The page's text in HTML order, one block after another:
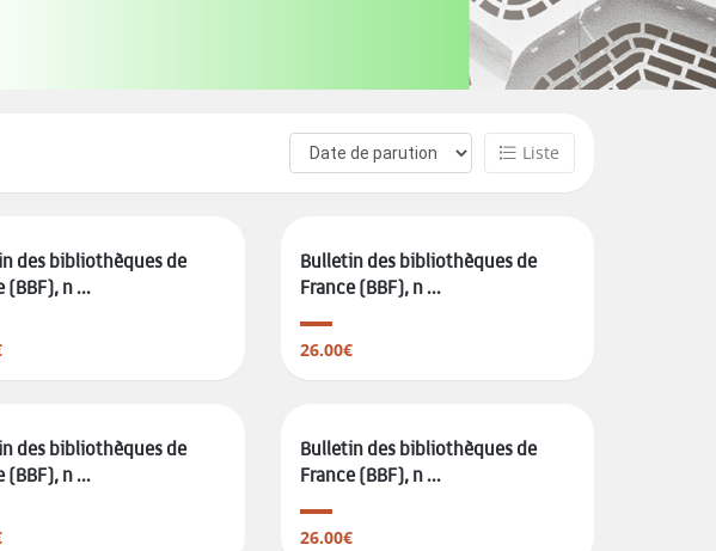
Liste
des bibliothèques de
(BBF), n ...
Bulletin des bibliothèques de
France (BBF), n ...
26.00€
des bibliothèques de
(BBF), n ...
Bulletin des bibliothèques de
France (BBF), n ...
26.00€